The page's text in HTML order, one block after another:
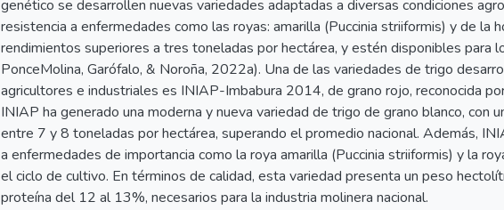
genético se desarrollen nuevas variedades adaptadas a diversas condiciones
resistencia a enfermedades como las royas: amarilla (Puccinia striiformis) y de la
rendimientos superiores a tres toneladas por hectárea, y estén disponibles para
PonceMolina, Garófalo, & Noroña, 2022a). Una de las variedades de trigo
agricultores e industriales es INIAP-Imbabura 2014, de grano rojo, reconocida
INIAP ha generado una moderna y nueva variedad de trigo de grano blanco, con
entre 7 y 8 toneladas por hectárea, superando el promedio nacional. Además,
a enfermedades de importancia como la roya amarilla (Puccinia striiformis) y la
el ciclo de cultivo. En términos de calidad, esta variedad presenta un peso
proteína del 12 al 13%, necesarios para la industria molinera nacional.